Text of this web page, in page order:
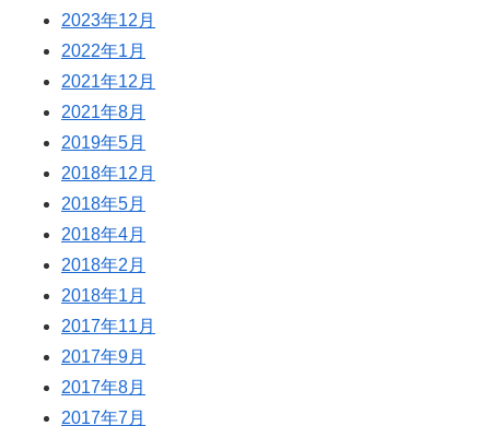
2023年12月
2022年1月
2021年12月
2021年8月
2019年5月
2018年12月
2018年5月
2018年4月
2018年2月
2018年1月
2017年11月
2017年9月
2017年8月
2017年7月